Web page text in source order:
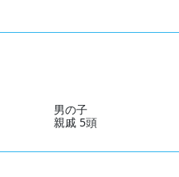
男の子
親戚 5頭